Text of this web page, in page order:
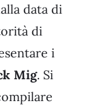
data di
di
i
Mig. Si